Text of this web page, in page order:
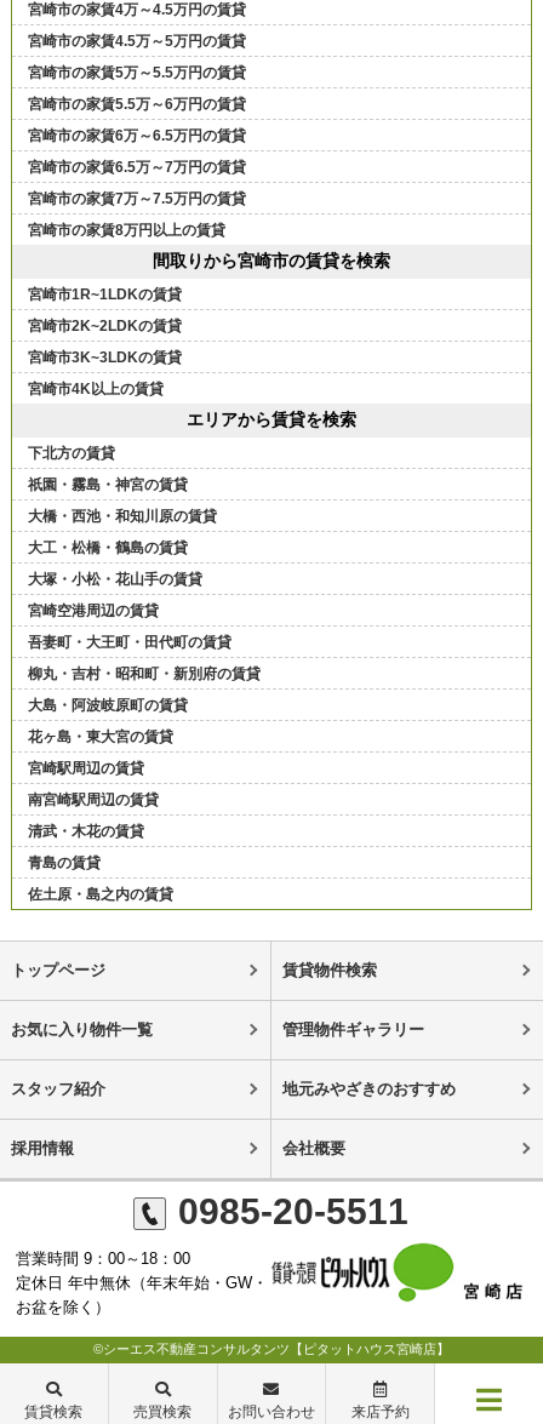
宮崎市の家賃4万～4.5万円の賃貸
宮崎市の家賃4.5万～5万円の賃貸
宮崎市の家賃5万～5.5万円の賃貸
宮崎市の家賃5.5万～6万円の賃貸
宮崎市の家賃6万～6.5万円の賃貸
宮崎市の家賃6.5万～7万円の賃貸
宮崎市の家賃7万～7.5万円の賃貸
宮崎市の家賃8万円以上の賃貸
間取りから宮崎市の賃貸を検索
宮崎市1R~1LDKの賃貸
宮崎市2K~2LDKの賃貸
宮崎市3K~3LDKの賃貸
宮崎市4K以上の賃貸
エリアから賃貸を検索
下北方の賃貸
祇園・霧島・神宮の賃貸
大橋・西池・和知川原の賃貸
大工・松橋・鶴島の賃貸
大塚・小松・花山手の賃貸
宮崎空港周辺の賃貸
吾妻町・大王町・田代町の賃貸
柳丸・吉村・昭和町・新別府の賃貸
大島・阿波岐原町の賃貸
花ヶ島・東大宮の賃貸
宮崎駅周辺の賃貸
南宮崎駅周辺の賃貸
清武・木花の賃貸
青島の賃貸
佐土原・島之内の賃貸
トップページ 賃貸物件検索
お気に入り物件一覧 管理物件ギャラリー
スタッフ紹介 地元みやざきのおすすめ
採用情報 会社概要
0985-20-5511
営業時間 9：00～18：00
定休日 年中無休（年末年始・GW・
お盆を除く）
©シーエス不動産コンサルタンツ【ピタットハウス宮崎店】
賃貸検索 売買検索 お問い合わせ 来店予約